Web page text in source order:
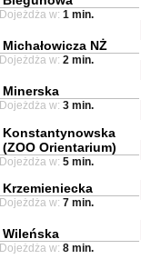
Dojeżdża w: 1 min.
Michałowicza NŻ
Dojeżdża w: 2 min.
Minerska
Dojeżdża w: 3 min.
Konstantynowska
(ZOO Orientarium)
Dojeżdża w: 5 min.
Krzemieniecka
Dojeżdża w: 7 min.
Wileńska
Dojeżdża w: 8 min.